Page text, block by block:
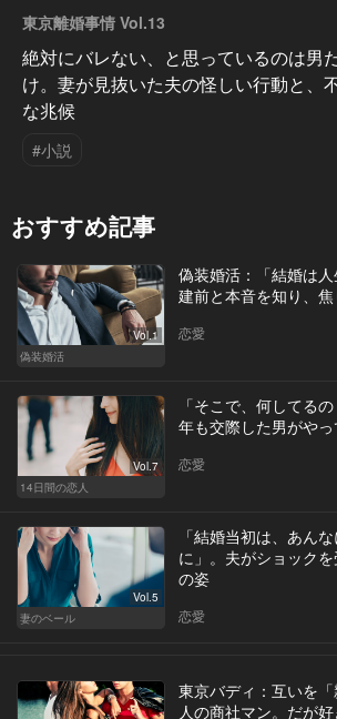
東京離婚事情 Vol.13
絶対にバレない、と思っているのは男
け。妻が見抜いた夫の怪しい行動と、
な兆候
#小説
おすすめ記事
Vol.1
偽装婚活
偽装婚活：「結婚は
建前と本音を知り、
恋愛
Vol.7
14日間の恋人
「そこで、何してる
年も交際した男がやっ
恋愛
Vol.5
妻のベール
「結婚当初は、あん
に」。夫がショック
の姿
恋愛
東京バディ：互いを
人の商社マン。だが